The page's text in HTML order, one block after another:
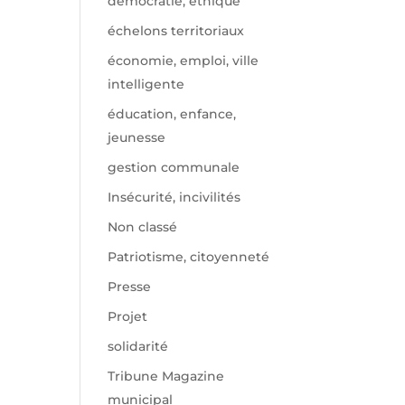
échelons territoriaux
économie, emploi, ville
intelligente
éducation, enfance,
jeunesse
gestion communale
Insécurité, incivilités
Non classé
Patriotisme, citoyenneté
Presse
Projet
solidarité
Tribune Magazine
municipal